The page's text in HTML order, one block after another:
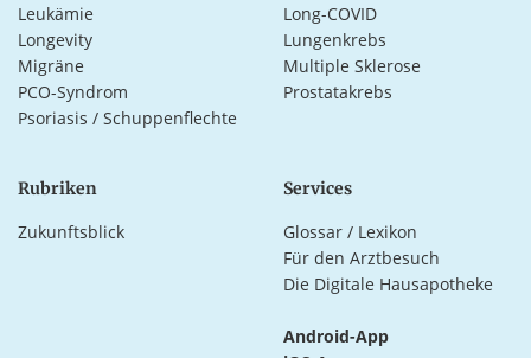
Leukämie
Long-COVID
Longevity
Lungenkrebs
Migräne
Multiple Sklerose
PCO-Syndrom
Prostatakrebs
Psoriasis / Schuppenflechte
Rubriken
Zukunftsblick
Services
Glossar / Lexikon
Für den Arztbesuch
Die Digitale Hausapotheke
Android-App